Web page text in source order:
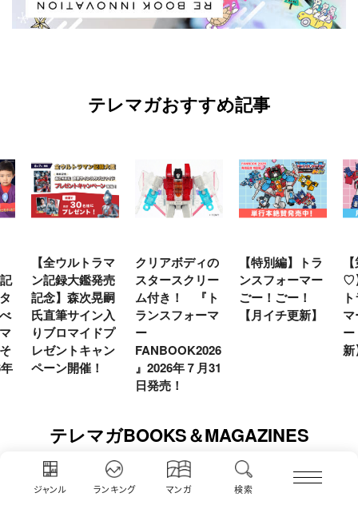
ジャンル ランキング マンガ 検索
テレマガおすすめ記事
クリアボディの
スタースクリー
ム付き！ 『ト
ランスフォーマ
ー
FANBOOK2026
』2026年７月31
【特別編】トラ
ンスフォーマー
ごー！ごー！
【月イチ更新】
【第6話更新
♡】 わんもあ！
トランスフォー
マーごー！ご
た
テレマガBOOKS＆MAGAZINES